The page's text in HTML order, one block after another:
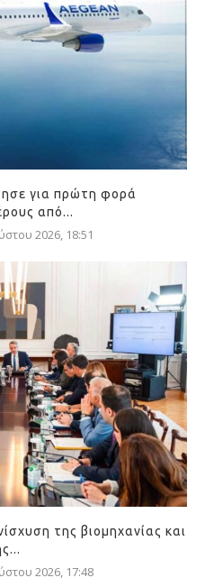
για πρώτη φορά
από...
2026, 18:51
της βιομηχανίας και
2026, 17:48